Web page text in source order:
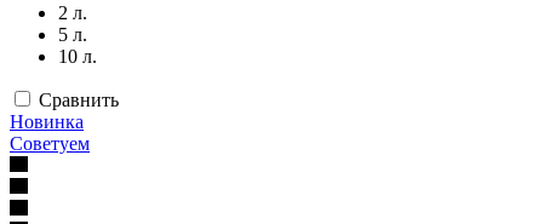
2 л.
5 л.
10 л.
Сравнить
Новинка
Советуем